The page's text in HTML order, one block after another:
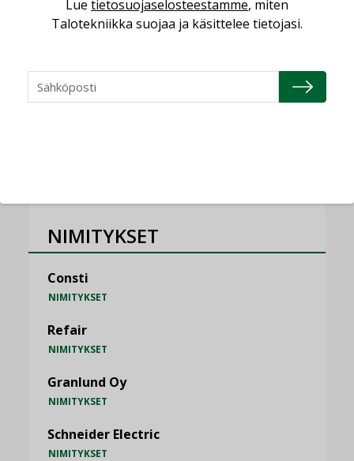
KOLUMNI
jämähtänyt ajassa paikalleen
MIELIPIDE
NIMITYKSET
Consti
NIMITYKSET
Refair
NIMITYKSET
Granlund Oy
NIMITYKSET
Schneider Electric
NIMITYKSET
Lue tietosuojaselosteestamme, miten
Talotekniikka suojaa ja käsittelee tietojasi.